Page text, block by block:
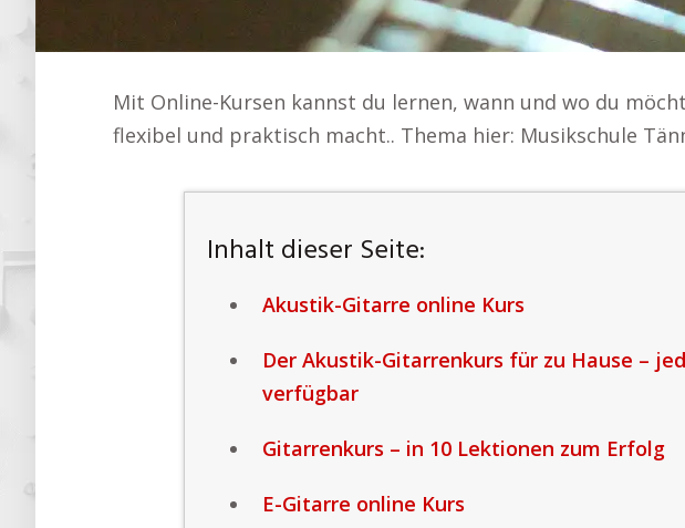
Mit Online-Kursen kannst du lernen, wann und wo du
flexibel und praktisch macht.. Thema hier: Musikschule
Inhalt dieser Seite:
Akustik-Gitarre online Kurs
Der Akustik-Gitarrenkurs für zu Hause –
verfügbar
Gitarrenkurs – in 10 Lektionen zum Erfolg
E-Gitarre online Kurs